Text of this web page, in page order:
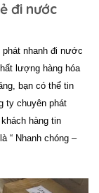
đi nước
phát nhanh đi nước
lượng hàng hóa
bạn có thể tin
ty chuyên phát
hàng tin
là “ Nhanh chóng –